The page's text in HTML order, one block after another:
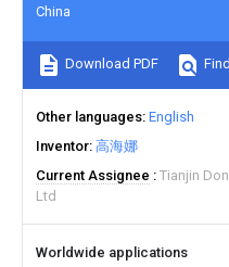
China
Download PDF
Other languages English
Inventor 高海娜
Current Assignee
Tianjin
Ltd
Worldwide applications